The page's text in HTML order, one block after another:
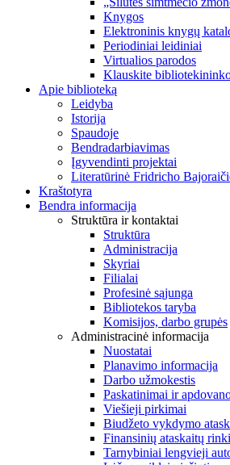
Knygos
Elektroninis knygų
Periodiniai leidiniai
Virtualios parodos
Klauskite
Apie biblioteką
Leidyba
Istorija
Spaudoje
Bendradarbiavimas
Įgyvendinti projektai
Literatūrinė Fridricho
Kraštotyra
Bendra informacija
Struktūra ir kontaktai
Struktūra
Administracija
Skyriai
Filialai
Profesinė sąjunga
Bibliotekos taryba
Komisijos, darbo grupės
Administracinė informacija
Nuostatai
Planavimo informacija
Darbo užmokestis
Paskatinimai ir
Viešieji pirkimai
Biudžeto vykdymo
Finansinių ataskaitų
Tarnybiniai lengvieji